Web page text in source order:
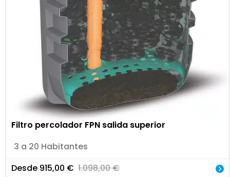
Filtro percolador FPN salida superior
3 a 20 Habitantes
Desde 915,00 € 1.098,00€